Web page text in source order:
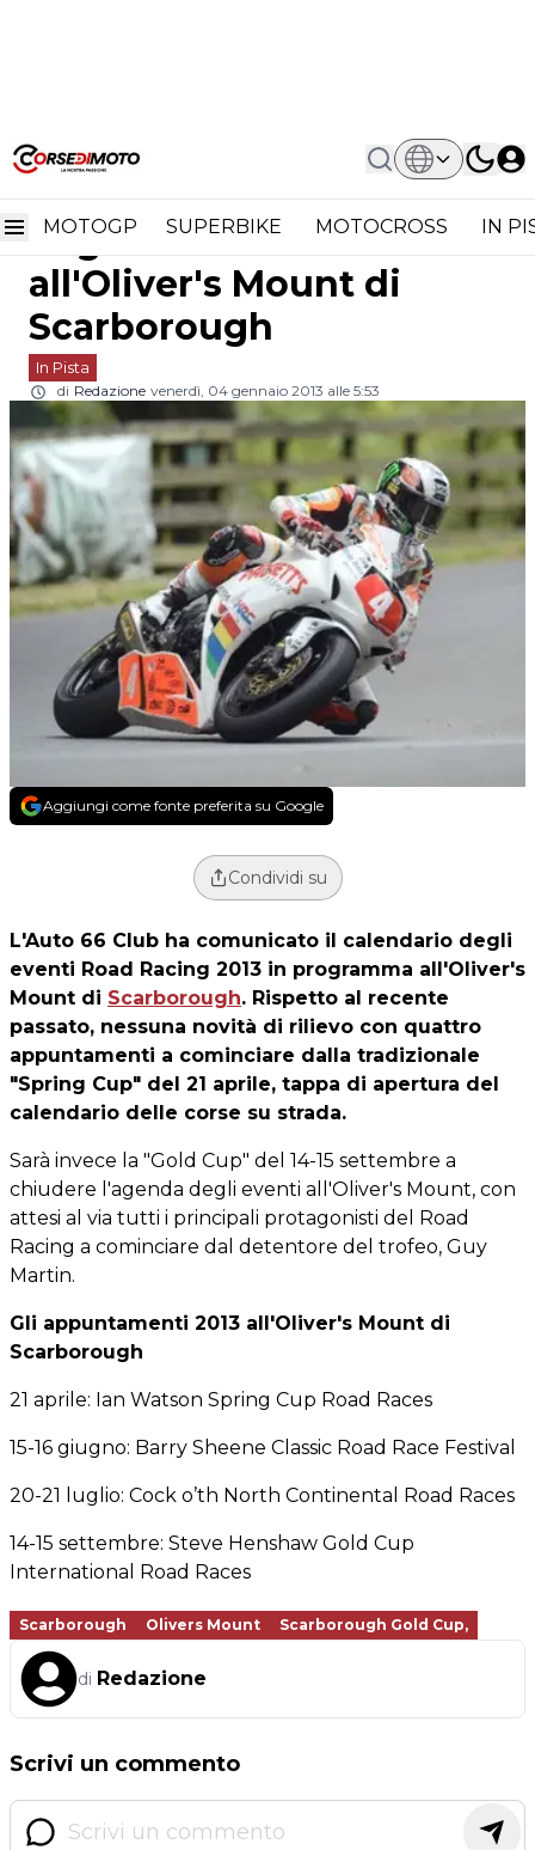
MOTOGP SUPERBIKE MOTOCROSS IN
Home In Pista
Road Racing: Le Date Degli Eventi 2013
Road Racing: le date
degli eventi 2013
all'Oliver's Mount di
Scarborough
In Pista
di Redazione venerdì, 04 gennaio 2013 alle 5:53
Aggiungi come fonte preferita su Google
Condividi su
L'Auto 66 Club ha comunicato il calendario degli
eventi Road Racing 2013 in programma all'Oliver's
Mount di Scarborough. Rispetto al recente
passato, nessuna novità di rilievo con quattro
appuntamenti a cominciare dalla tradizionale
"Spring Cup" del 21 aprile, tappa di apertura del
calendario delle corse su strada.
Sarà invece la "Gold Cup" del 14-15 settembre a
chiudere l'agenda degli eventi all'Oliver's Mount, con
attesi al via tutti i principali protagonisti del Road
Racing a cominciare dal detentore del trofeo, Guy
Martin.
Gli appuntamenti 2013 all'Oliver's Mount di
Scarborough
21 aprile: Ian Watson Spring Cup Road Races
15-16 giugno: Barry Sheene Classic Road Race Festival
20-21 luglio: Cock o’th North Continental Road Races
14-15 settembre: Steve Henshaw Gold Cup
International Road Races
Scarborough Olivers Mount Scarborough Gold Cup,
di Redazione
Scrivi un commento